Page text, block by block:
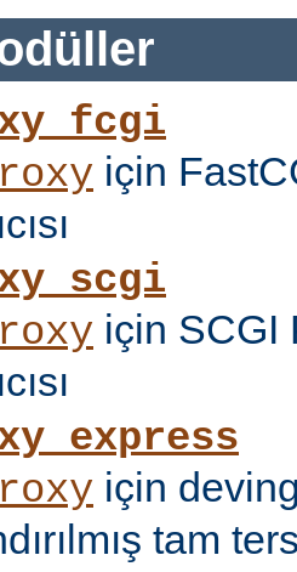
için
için SCGI
için
tam